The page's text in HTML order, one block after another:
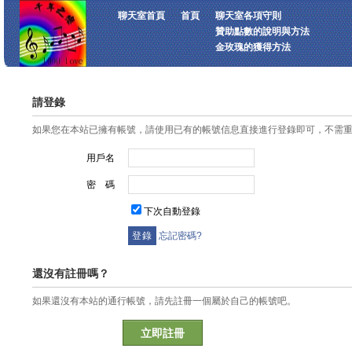
聊天室首頁 首頁
聊天室各項守則
贊助點數的說明與方法
金玫瑰的獲得方法
請登錄
如果您在本站已擁有帳號，請使用已有的帳號信息直接進行登錄即可，不需
用戶名
密 碼
下次自動登錄
忘記密碼?
還沒有註冊嗎？
如果還沒有本站的通行帳號，請先註冊一個屬於自己的帳號吧。
立即註冊